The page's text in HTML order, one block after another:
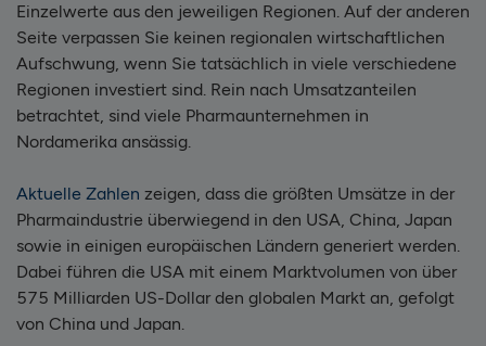
Einzelwerte aus den jeweiligen Regionen. Auf der anderen
Seite verpassen Sie keinen regionalen wirtschaftlichen
Aufschwung, wenn Sie tatsächlich in viele verschiedene
Regionen investiert sind. Rein nach Umsatzanteilen
betrachtet, sind viele Pharmaunternehmen in
Nordamerika ansässig.
Aktuelle Zahlen zeigen, dass die größten Umsätze in der
Pharmaindustrie überwiegend in den USA, China, Japan
sowie in einigen europäischen Ländern generiert werden.
Dabei führen die USA mit einem Marktvolumen von über
575 Milliarden US-Dollar den globalen Markt an, gefolgt
von China und Japan.